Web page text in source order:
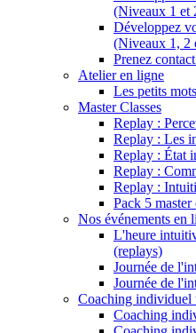
(Niveaux 1 et
Développez
(Niveaux 1, 2
Prenez
Atelier en ligne
Les petits
Master Classes
Replay :
Replay : Les
Replay : État
Replay :
Replay :
Pack 5 master
Nos événements en
L'heure
(replays)
Journée de
Journée de
Coaching individuel
Coaching